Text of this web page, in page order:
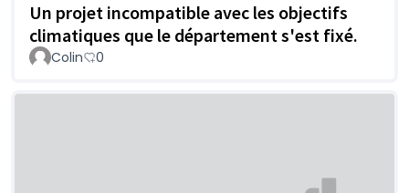
Un projet incompatible avec les objectifs
climatiques que le département s'est fixé.
Colin 0